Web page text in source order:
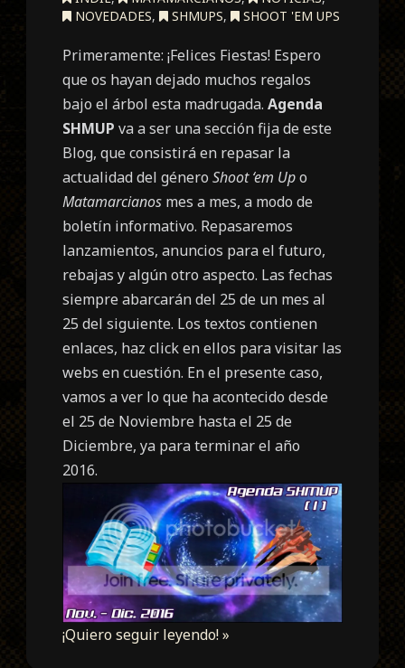
NOVEDADES, SHMUPS, SHOOT 'EM UPS
Primeramente: ¡Felices Fiestas! Espero
que os hayan dejado muchos regalos
bajo el árbol esta madrugada.Agenda
SHMUP va a ser una sección fija de este
Blog, que consistirá en repasar la
actualidad del géneroShoot ‘em Upo
Matamarcianos mes a mes, a modo de
boletín informativo. Repasaremos
lanzamientos, anuncios para el futuro,
rebajas y algún otro aspecto. Las fechas
siempre abarcarán del 25 de un mes al
25 del siguiente. Los textos contienen
enlaces, haz click en ellos para visitar las
webs en cuestión. En el presente caso,
vamos a ver lo que ha acontecido desde
el 25 de Noviembre hasta el 25 de
Diciembre, ya para terminar el año
2016.
¡Quiero seguir leyendo! »